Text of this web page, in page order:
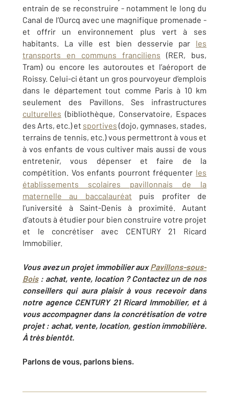
entrain de se reconstruire - notamment le long du
Canal de l’Ourcq avec une magnifique promenade -
et offrir un environnement plus vert à ses
habitants. La ville est bien desservie par les
transports en communs franciliens (RER, bus,
Tram) ou encore les autoroutes et l’aéroport de
Roissy. Celui-ci étant un gros pourvoyeur d’emplois
dans le département tout comme Paris à 10 km
seulement des Pavillons. Ses infrastructures
culturelles (bibliothèque, Conservatoire, Espaces
des Arts, etc.) et sportives (dojo, gymnases, stades,
terrains de tennis, etc.) vous permettront à vous et
à vos enfants de vous cultiver mais aussi de vous
entretenir, vous dépenser et faire de la
compétition. Vos enfants pourront fréquenter les
établissements scolaires pavillonnais de la
maternelle au baccalauréat puis profiter de
l’université à Saint-Denis à proximité. Autant
d’atouts à étudier pour bien construire votre projet
et le concrétiser avec CENTURY 21 Ricard
Immobilier.
Vous avez un projet immobilier auxPavillons-sous-
Bois : achat, vente, location ? Contactez un de nos
conseillers qui aura plaisir à vous recevoir dans
notre agence CENTURY 21 Ricard Immobilier, et à
vous accompagner dans la concrétisation de votre
projet : achat, vente, location, gestion immobilière.
À très bientôt.
Parlons de vous, parlons biens.